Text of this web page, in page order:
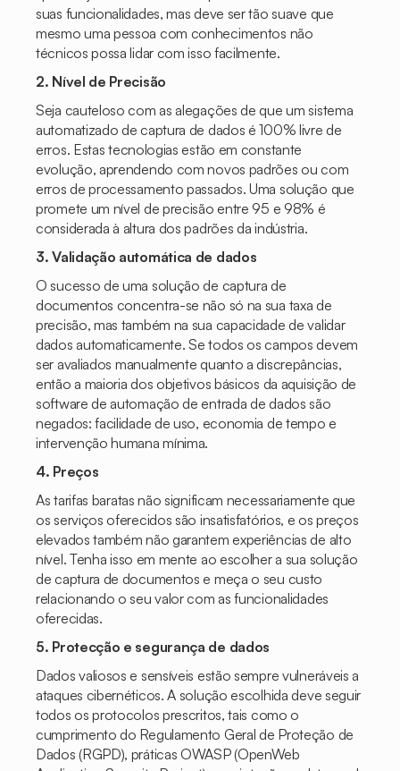
suas funcionalidades, mas deve ser tão suave que
mesmo uma pessoa com conhecimentos não
técnicos possa lidar com isso facilmente.
2. Nível de Precisão
Seja cauteloso com as alegações de que um sistema
automatizado de captura de dados é 100% livre de
erros. Estas tecnologias estão em constante
evolução, aprendendo com novos padrões ou com
erros de processamento passados. Uma solução que
promete um nível de precisão entre 95 e 98% é
considerada à altura dos padrões da indústria.
3. Validação automática de dados
O sucesso de uma solução de captura de
documentos concentra-se não só na sua taxa de
precisão, mas também na sua capacidade de validar
dados automaticamente. Se todos os campos devem
ser avaliados manualmente quanto a discrepâncias,
então a maioria dos objetivos básicos da aquisição de
software de automação de entrada de dados são
negados: facilidade de uso, economia de tempo e
intervenção humana mínima.
4. Preços
As tarifas baratas não significam necessariamente que
os serviços oferecidos são insatisfatórios, e os preços
elevados também não garantem experiências de alto
nível. Tenha isso em mente ao escolher a sua solução
de captura de documentos e meça o seu custo
relacionando o seu valor com as funcionalidades
oferecidas.
5. Protecção e segurança de dados
Dados valiosos e sensíveis estão sempre vulneráveis a
ataques cibernéticos. A solução escolhida deve seguir
todos os protocolos prescritos, tais como o
cumprimento do Regulamento Geral de Proteção de
Dados (RGPD), práticas OWASP (OpenWeb